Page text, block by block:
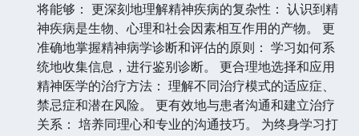
将能够： 更深刻地理解精神疾病的复杂性： 认识到精
神疾病是生物、心理和社会因素相互作用的产物。 更
准确地掌握精神病学诊断和评估的原则： 学习如何系
统地收集信息，进行鉴别诊断。 更合理地选择和应用
精神医学的治疗方法： 理解不同治疗模式的适应症、
禁忌症和潜在风险。 更有效地与患者沟通和建立治疗
关系： 培养同理心和专业的沟通技巧。 为终身学习打